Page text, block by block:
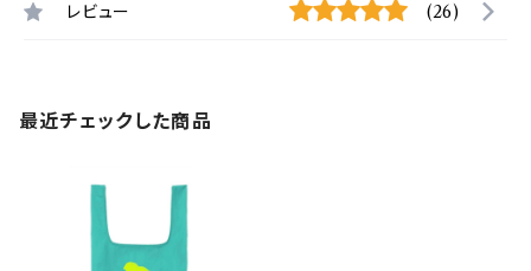
レビュー (26)
最近チェックした商品